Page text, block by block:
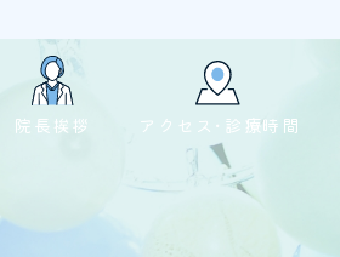
院長挨拶 アクセス･診療時間